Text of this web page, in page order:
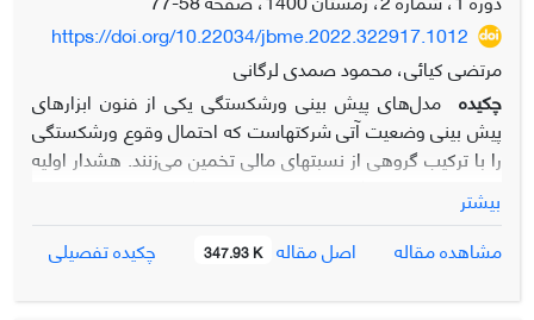
سهولت استفاده بر قصد خرید مجدد آنلاین تأثیر معنا­دار داشته­ اند.
همچنین اعتماد و رضایت الکترونیکی بر قصد خرید مجدد آنلاین با
نقش میانجی­ گری سهولت استفاده تأثیر معناداری داشته
است که توسط آزمون­ سوبل با مقدار z-value برای رضایت
الکترونیکی 374/2 و برای اعتماد الکترونیکی 805/2 تائید گردید.
تجربه آنلاین مشتری رابطه بین رضایت مشتری و قصد خرید مجدد
آنلاین را تعدیل می­کند و تجربه آنلاین رابطه بین اعتماد آنلاین و
قصد خرید مجدد آنلاین را نیز تعدیل می ­نماید.
https://doi.org/10.22034/jbme.2022.322917.1012
مرتضی کیائی، محمود صمدی لرگانی
چکیده مدل‌های پیش بینی ورشکستگی یکی از فنون ابزارهای
پیش بینی وضعیت آتی شرکتهاست که احتمال وقوع ورشکستگی
را با ترکیب گروهی از نسبتهای مالی تخمین می‌زنند. هشدار اولیه
از احتمال ورشکستگی، مدیریت و سرمایه گذاران را قادر می‌سازد
تا دست به اقدام پیش گیرانه بزنندو فرصت‌های مطلوب سرمایه
گذاری را از فرصتهای نامطلوب تشخیص دهند. مطالعه حاضر با
هدف بررسی تأثیر مدیریت سود و استراتژی‌های تجاری بر ریسک
ورشکستگی در شرکتهای پذیرفته شده در بورس اوراق بهادار تهران
بیشتر
مشاهده مقاله
اصل مقاله 347.93 K چکیده تفصیلی